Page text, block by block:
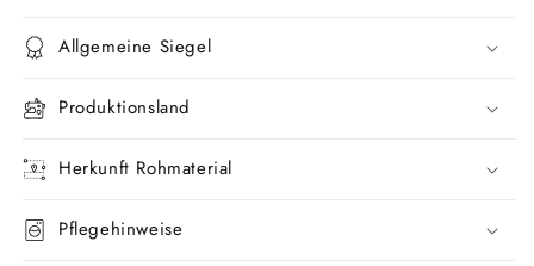
Allgemeine Siegel
Produktionsland
Herkunft Rohmaterial
Pflegehinweise